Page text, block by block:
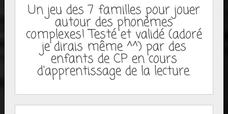
Un jeu des 7 familles pour jouer
autour des phonèmes
complexes! Testé et validé (adoré
je dirais même ^^) par des
enfants de CP en cours
d'apprentissage de la lecture.